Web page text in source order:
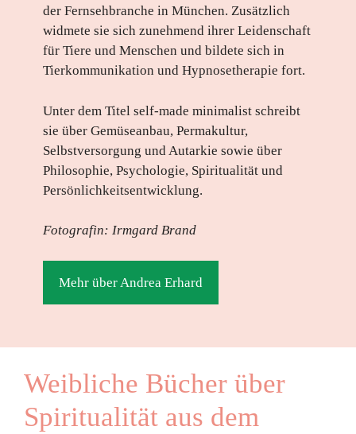
der Fernsehbranche in München. Zusätzlich
widmete sie sich zunehmend ihrer Leidenschaft
für Tiere und Menschen und bildete sich in
Tierkommunikation und Hypnosetherapie fort.
Unter dem Titel self-made minimalist schreibt
sie über Gemüseanbau, Permakultur,
Selbstversorgung und Autarkie sowie über
Philosophie, Psychologie, Spiritualität und
Persönlichkeitsentwicklung.
Fotografin: Irmgard Brand
Mehr über Andrea Erhard
Weibliche Bücher über
Spiritualität aus dem